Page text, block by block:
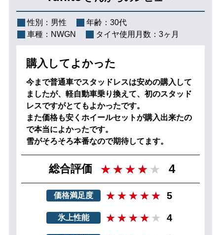
性別： 男性 年齢： 30代
車種： NWGN タイヤ使用月数： 3ヶ月
購入してよかった
今まで普通車でスタッドレスは安めの購入して
ましたが、軽自動車乗り換えて、初のスタッド
レスですがとてもよかったです。
また価格も安くホイールセットが購入出来たの
で本当によかったです。
雪がそろそろ本番なので期待してます。
総合評価 4
価格満足度 5
氷上性能 4